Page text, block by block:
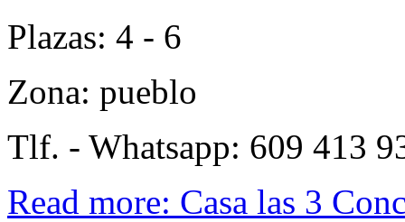
Plazas: 4 - 6
Zona: pueblo
Tlf. - Whatsapp: 609 413
Read more: Casa las 3